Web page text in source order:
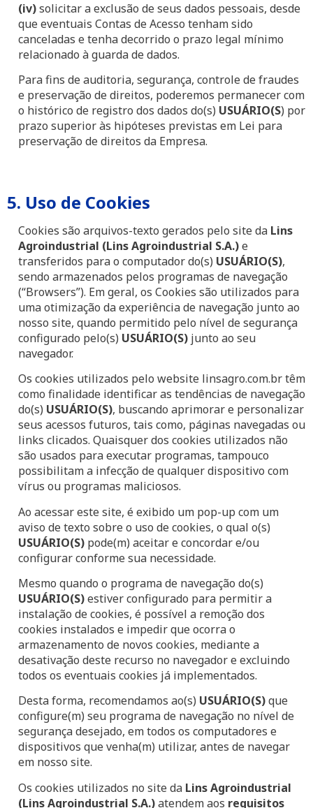
(iv)solicitar a exclusão de seus dados pessoais, desde
que eventuais Contas de Acesso tenham sido
canceladas e tenha decorrido o prazo legal mínimo
relacionado à guarda de dados.
Para fins de auditoria, segurança, controle de fraudes
e preservação de direitos, poderemos permanecer com
o histórico de registro dos dados do(s) USUÁRIO(S) por
prazo superior às hipóteses previstas em Lei para
preservação de direitos da Empresa.
5. Uso de Cookies
Cookies são arquivos-texto gerados pelo site da Lins
Agroindustrial (Lins Agroindustrial S.A.)e
transferidos para o computador do(s) USUÁRIO(S),
sendo armazenados pelos programas de navegação
(“Browsers”). Em geral, os Cookies são utilizados para
uma otimização da experiência de navegação junto ao
nosso site, quando permitido pelo nível de segurança
configurado pelo(s) USUÁRIO(S) junto ao seu
navegador.
Os cookies utilizados pelo website linsagro.com.br têm
como finalidade identificar as tendências de navegação
do(s) USUÁRIO(S), buscando aprimorar e personalizar
seus acessos futuros, tais como, páginas navegadas ou
links clicados. Quaisquer dos cookies utilizados não
são usados para executar programas, tampouco
possibilitam a infecção de qualquer dispositivo com
vírus ou programas maliciosos.
Ao acessar este site, é exibido um pop-up com um
aviso de texto sobre o uso de cookies, o qual o(s)
USUÁRIO(S) pode(m) aceitar e concordar e/ou
configurar conforme sua necessidade.
Mesmo quando o programa de navegação do(s)
USUÁRIO(S)estiver configurado para permitir a
instalação de cookies, é possível a remoção dos
cookies instalados e impedir que ocorra o
armazenamento de novos cookies, mediante a
desativação deste recurso no navegador e excluindo
todos os eventuais cookies já implementados.
Desta forma, recomendamos ao(s) USUÁRIO(S)que
configure(m) seu programa de navegação no nível de
segurança desejado, em todos os computadores e
dispositivos que venha(m) utilizar, antes de navegar
em nosso site.
Os cookies utilizados no site da Lins Agroindustrial
(Lins Agroindustrial S.A.)atendem aos requisitos